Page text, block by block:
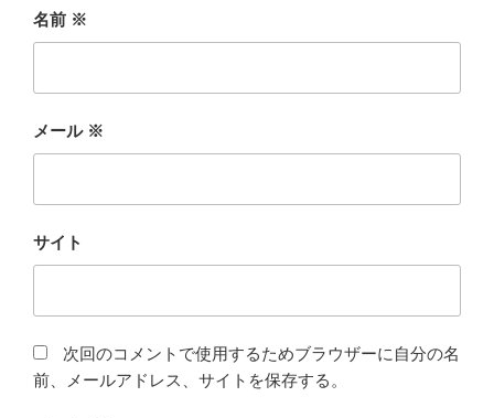
名前 ※
メール ※
サイト
次回のコメントで使用するためブラウザーに自分の名
前、メールアドレス、サイトを保存する。